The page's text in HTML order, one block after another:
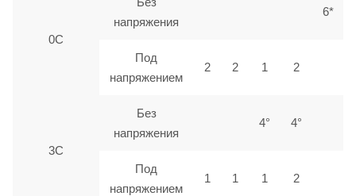
0С
напряжения
6*
Под
напряжением
2 2 1 2
3С
Без
напряжения
4° 4°
Под
напряжением
1 1 1 2